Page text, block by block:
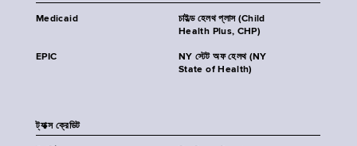
Medicaid
চাইল্ড হেলথ প্লাস (Child
Health Plus, CHP)
EPIC
NY স্টেট অফ হেলথ (NY
State of Health)
ট্যাক্স ক্রেডিট